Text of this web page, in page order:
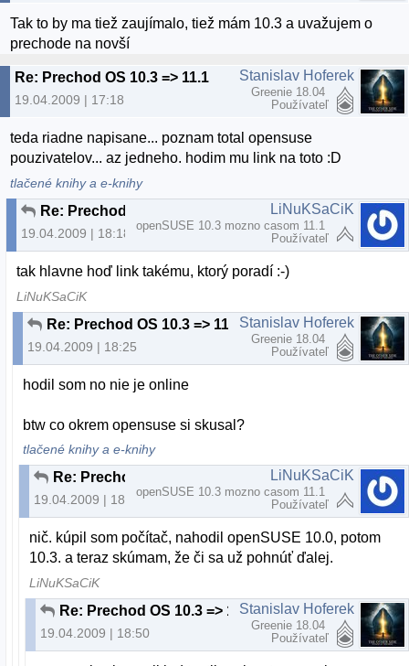
Tak to by ma tiež zaujímalo, tiež mám 10.3 a uvažujem o
prechode na novší
Re: Prechod OS 10.3 => 11.1
19.04.2009 | 17:18
Stanislav Hoferek
Greenie 18.04
Používateľ
teda riadne napisane... poznam total opensuse
pouzivatelov... az jedneho. hodim mu link na toto :D
tlačené knihy a e-knihy
Re: Prechod OS 10.3 => 11.1
19.04.2009 | 18:18
LiNuKSaCiK
openSUSE 10.3 mozno casom 11.1
Používateľ
tak hlavne hoď link takému, ktorý poradí :-)
LiNuKSaCiK
Re: Prechod OS 10.3 => 11.1
19.04.2009 | 18:25
Stanislav Hoferek
Greenie 18.04
Používateľ
hodil som no nie je online
btw co okrem opensuse si skusal?
tlačené knihy a e-knihy
Re: Prechod OS 10.3 => 11.1
19.04.2009 | 18:46
LiNuKSaCiK
openSUSE 10.3 mozno casom 11.1
Používateľ
nič. kúpil som počítač, nahodil openSUSE 10.0, potom
10.3. a teraz skúmam, že či sa už pohnúť ďalej.
LiNuKSaCiK
Re: Prechod OS 10.3 => 11.1
19.04.2009 | 18:50
Stanislav Hoferek
Greenie 18.04
Používateľ